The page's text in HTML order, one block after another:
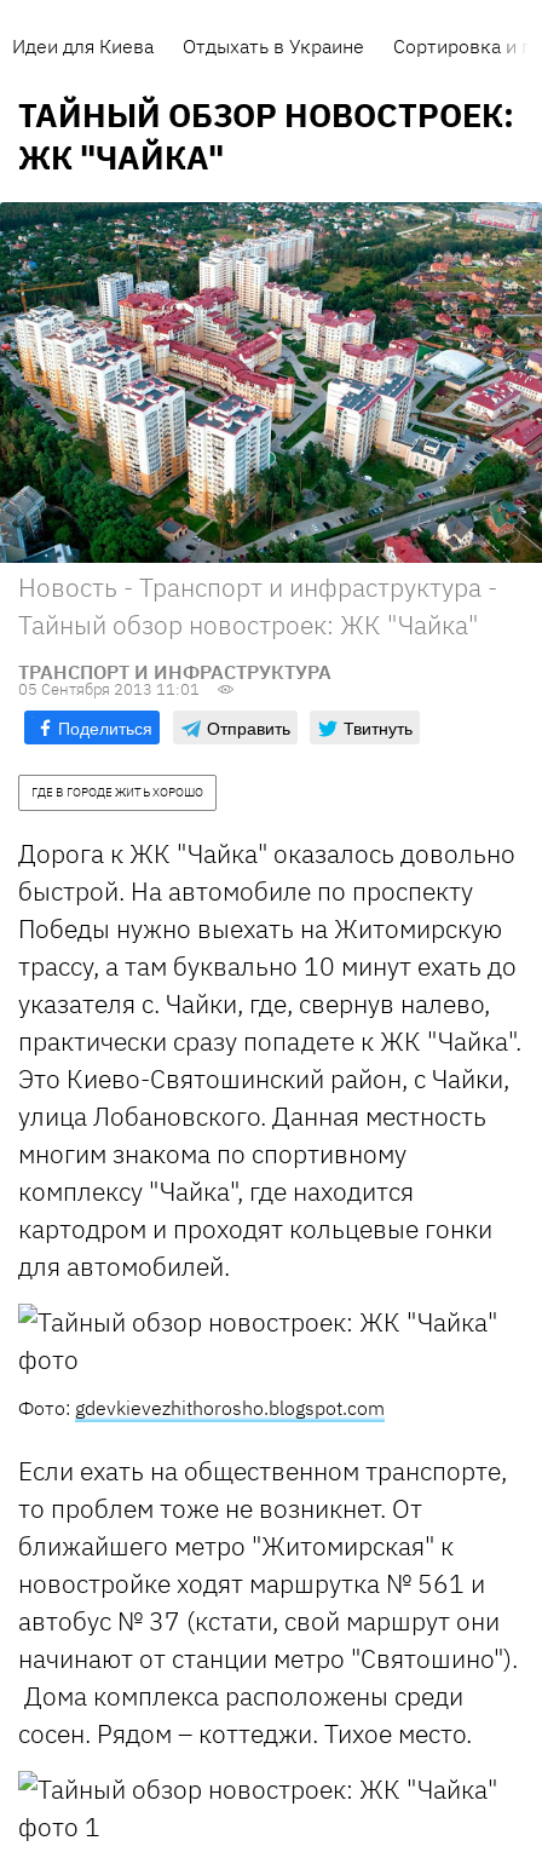
Идеи для Киева Отдыхать в Украине Сортировка и
ТАЙНЫЙ ОБЗОР НОВОСТРОЕК:
ЖК "ЧАЙКА"
Новость - Транспорт и инфраструктура -
Тайный обзор новостроек: ЖК "Чайка"
ТРАНСПОРТ И ИНФРАСТРУКТУРА
05 Сентября 2013 11:01
Поделиться Отправить Твитнуть
ГДЕ В ГОРОДЕ ЖИТЬ ХОРОШО
Дорога к ЖК "Чайка" оказалось довольно
быстрой. На автомобиле по проспекту
Победы нужно выехать на Житомирскую
трассу, а там буквально 10 минут ехать до
указателя с. Чайки, где, свернув налево,
практически сразу попадете к ЖК "Чайка".
Это Киево-Святошинский район, с Чайки,
улица Лобановского. Данная местность
многим знакома по спортивному
комплексу "Чайка", где находится
картодром и проходят кольцевые гонки
для автомобилей.
Фото: gdevkievezhithorosho.blogspot.com
Если ехать на общественном транспорте,
то проблем тоже не возникнет. От
ближайшего метро "Житомирская" к
новостройке ходят маршрутка № 561 и
автобус № 37 (кстати, свой маршрут они
начинают от станции метро "Святошино").
Дома комплекса расположены среди
сосен. Рядом – коттеджи. Тихое место.